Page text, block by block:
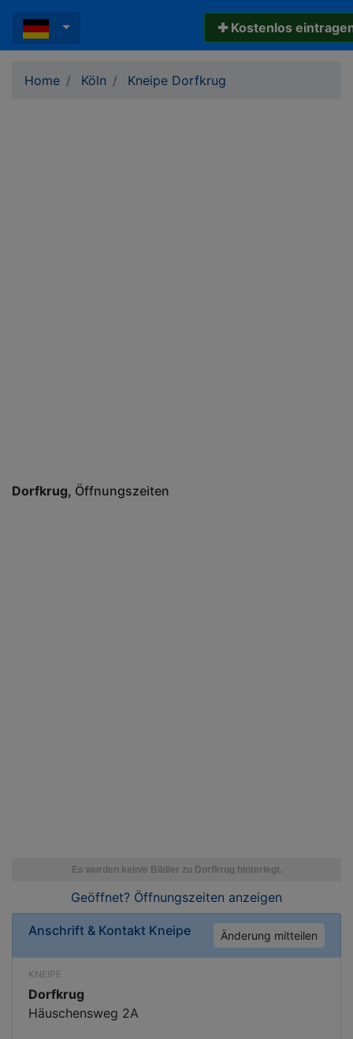
✚ Kostenlos
Home Köln Kneipe Dorfkrug
Dorfkrug Öffnungszeiten
Geöffnet? Öffnungszeiten anzeigen
Anschrift & Kontakt Kneipe Änderung mitteilen
KNEIPE
Dorfkrug
Häuschensweg 2A